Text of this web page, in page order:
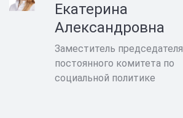
Екатерина
Александровна
Заместитель председателя
постоянного комитета по
социальной политике